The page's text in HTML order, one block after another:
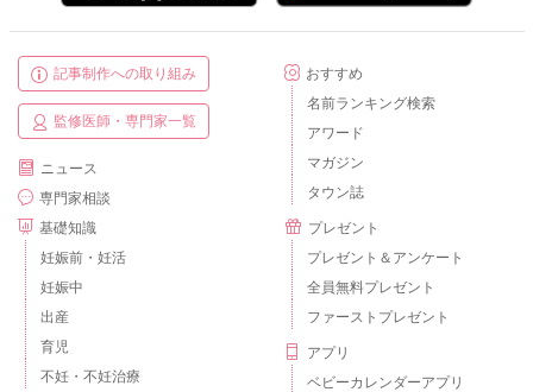
記事制作への取り組み
監修医師・専門家一覧
ニュース
専門家相談
基礎知識
妊娠前・妊活
妊娠中
出産
育児
不妊・不妊治療
おすすめ
名前ランキング検索
アワード
マガジン
タウン誌
プレゼント
プレゼント＆アンケート
全員無料プレゼント
ファーストプレゼント
アプリ
ベビーカレンダーアプリ